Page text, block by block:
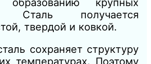
Сталь получается
твердой и ковкой.
сохраняет структуру
температурах. Поэтому